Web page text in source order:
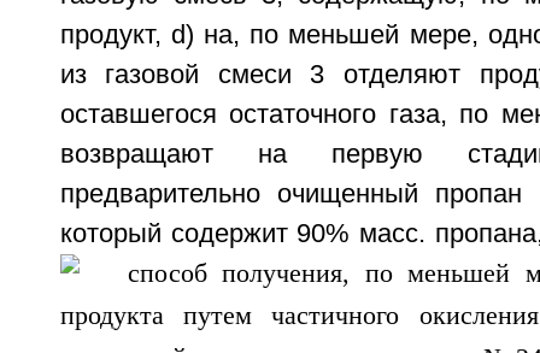
продукт, d) на, по меньшей мере,
из газовой смеси 3 отделяют
оставшегося остаточного газа, по
возвращают на первую
предварительно очищенный пропан
который содержит 90% масс.